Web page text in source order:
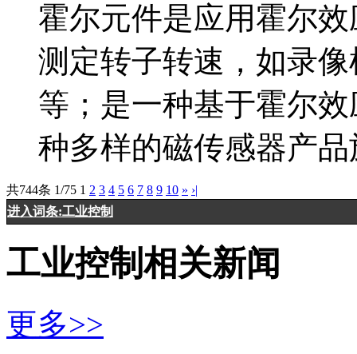
霍尔元件是应用霍尔
测定转子转速，如录
等；是一种基于霍尔
种多样的磁传感器产
共744条 1/75 1 2 3 4 5 6 7 8 9 10 » ›|
进入词条:工业控制
工业控制相关新闻
更多>>